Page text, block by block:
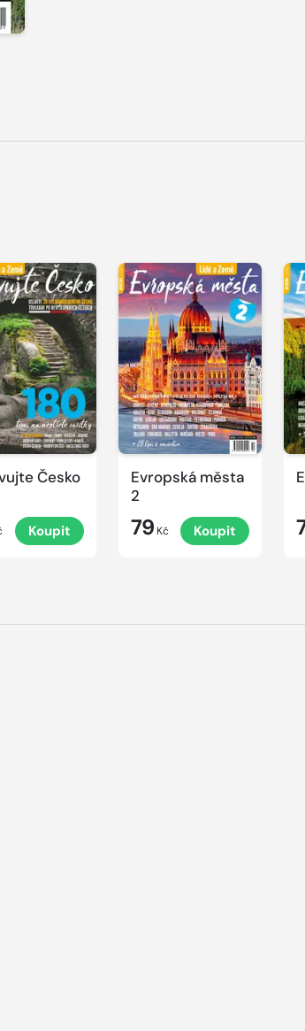
Česko
Koupit
Evropská města
2
79 Kč Koupit